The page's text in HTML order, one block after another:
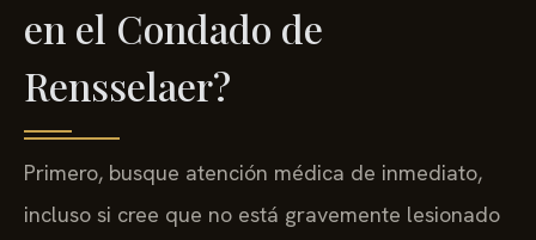
en el Condado de
Rensselaer?
Primero, busque atención médica de inmediato,
incluso si cree que no está gravemente lesionado